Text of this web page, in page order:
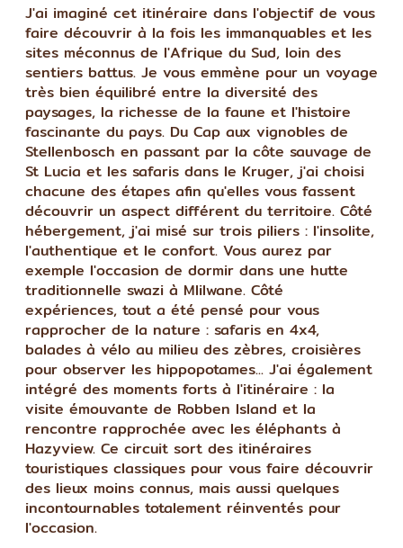
J'ai imaginé cet itinéraire dans l'objectif de vous
faire découvrir à la fois les immanquables et les
sites méconnus de l'Afrique du Sud, loin des
sentiers battus. Je vous emmène pour un voyage
très bien équilibré entre la diversité des
paysages, la richesse de la faune et l'histoire
fascinante du pays. Du Cap aux vignobles de
Stellenbosch en passant par la côte sauvage de
St Lucia et les safaris dans le Kruger, j'ai choisi
chacune des étapes afin qu'elles vous fassent
découvrir un aspect différent du territoire. Côté
hébergement, j'ai misé sur trois piliers : l'insolite,
l'authentique et le confort. Vous aurez par
exemple l'occasion de dormir dans une hutte
traditionnelle swazi à Mlilwane. Côté
expériences, tout a été pensé pour vous
rapprocher de la nature : safaris en 4x4,
balades à vélo au milieu des zèbres, croisières
pour observer les hippopotames... J'ai également
intégré des moments forts à l'itinéraire : la
visite émouvante de Robben Island et la
rencontre rapprochée avec les éléphants à
Hazyview. Ce circuit sort des itinéraires
touristiques classiques pour vous faire découvrir
des lieux moins connus, mais aussi quelques
incontournables totalement réinventés pour
l'occasion.